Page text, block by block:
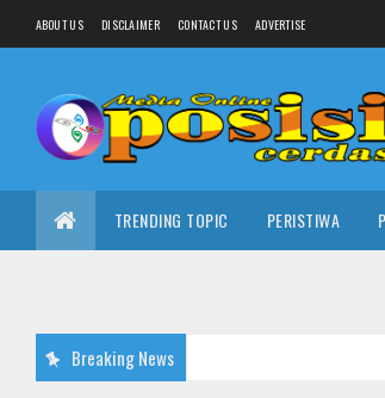
ABOUT US DISCLAIMER CONTACT US ADVERTISE
TRENDING TOPIC PERISTIWA
Breaking News